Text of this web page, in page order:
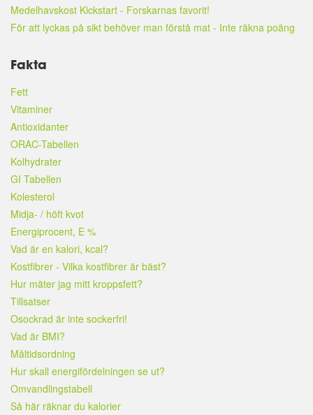
Medelhavskost Kickstart - Forskarnas favorit!
För att lyckas på sikt behöver man förstå mat - Inte räkna poäng
Fakta
Fett
Vitaminer
Antioxidanter
ORAC-Tabellen
Kolhydrater
GI Tabellen
Kolesterol
Midja- / höft kvot
Energiprocent, E %
Vad är en kalori, kcal?
Kostfibrer - Vilka kostfibrer är bäst?
Hur mäter jag mitt kroppsfett?
Tillsatser
Osockrad är inte sockerfri!
Vad är BMI?
Måltidsordning
Hur skall energifördelningen se ut?
Omvandlingstabell
Så här räknar du kalorier